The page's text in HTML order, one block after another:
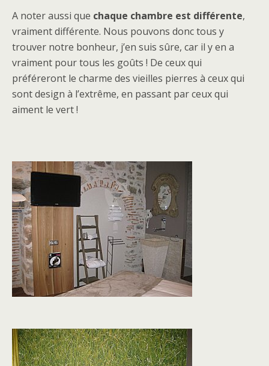
A noter aussi que chaque chambre est différente,
vraiment différente. Nous pouvons donc tous y
trouver notre bonheur, j’en suis sûre, car il y en a
vraiment pour tous les goûts ! De ceux qui
préféreront le charme des vieilles pierres à ceux qui
sont design à l’extrême, en passant par ceux qui
aiment le vert !